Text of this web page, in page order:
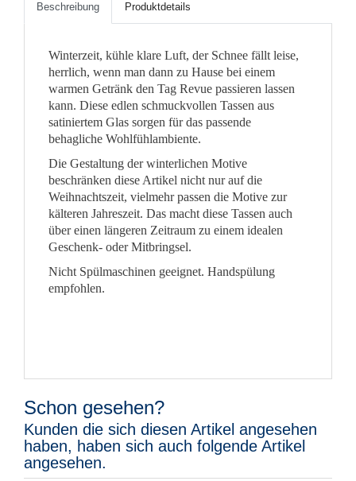
Beschreibung Produktdetails
Winterzeit, kühle klare Luft, der Schnee fällt leise,
herrlich, wenn man dann zu Hause bei einem
warmen Getränk den Tag Revue passieren lassen
kann. Diese edlen schmuckvollen Tassen aus
satiniertem Glas sorgen für das passende
behagliche Wohlfühlambiente.
Die Gestaltung der winterlichen Motive
beschränken diese Artikel nicht nur auf die
Weihnachtszeit, vielmehr passen die Motive zur
kälteren Jahreszeit. Das macht diese Tassen auch
über einen längeren Zeitraum zu einem idealen
Geschenk- oder Mitbringsel.
Nicht Spülmaschinen geeignet. Handspülung
empfohlen.
Schon gesehen?
Kunden die sich diesen Artikel angesehen
haben, haben sich auch folgende Artikel
angesehen.